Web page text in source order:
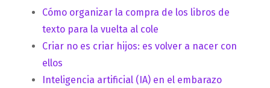
Cómo organizar la compra de los libros de
texto para la vuelta al cole
Criar no es criar hijos: es volver a nacer con
ellos
Inteligencia artificial (IA) en el embarazo